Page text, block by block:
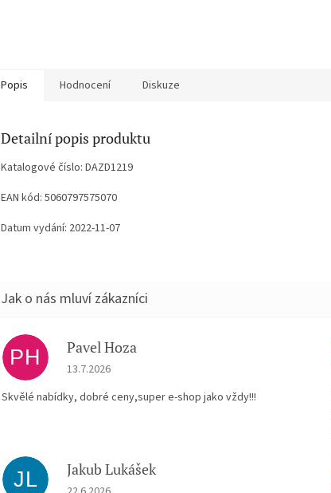
Popis Hodnocení Diskuze
Detailní popis produktu
Katalogové číslo: DAZD1219
EAN kód: 5060797575070
Datum vydání: 2022-11-07
PH Pavel Hoza
Hodnocení obchodu je 5 z 5 hvězdiček.
13.7.2026
Skvělé nabídky, dobré ceny,super e-shop jako vždy!!!
JL Jakub Lukášek
Hodnocení obchodu je 5 z 5 hvězdiček.